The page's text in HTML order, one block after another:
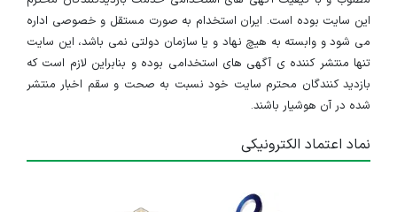
۵ سال پیش منقضی شده
کارشناس بازرگانی داخلی و خارجی
تهران
این سایت بوده است. ایران استخدام به صورت مستقل و خصوصی اداره
می شود و وابسته به هیچ نهاد و یا سازمان دولتی نمی باشد، این سایت
تنها منتشر کننده ی آگهی های استخدامی بوده و بنابراین لازم است که
بازدید کنندگان محترم سایت خود نسبت به صحت و سقم اخبار منتشر
شده در آن هوشیار باشند.
نماد اعتماد الکترونیکی